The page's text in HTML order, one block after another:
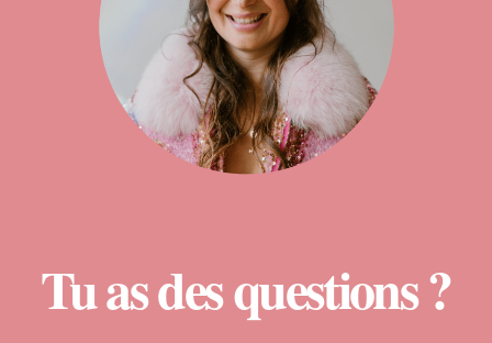
Tu as des questions ?